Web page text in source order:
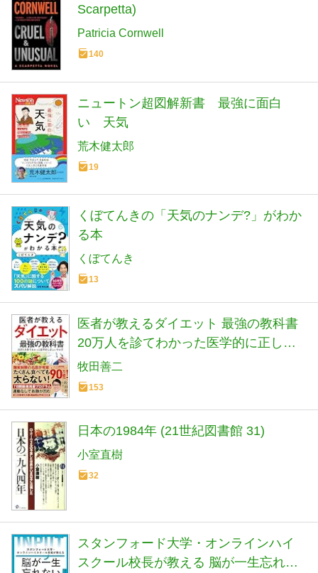
Scarpetta)
Patricia Cornwell
140
ニュートン超図解新書 最強に面白
い 天気
荒木健太郎
19
くぼてんきの「天気のナンデ?」がわか
る本
くぼてんき
13
医者が教えるダイエット 最強の教科書
20万人を診てわかった医学的に正しい
やせ方
牧田善二
153
日本の1984年 (21世紀図書館 31)
小室直樹
32
スタンフォード大学・オンラインハイ
スクール校長が教える 脳が一生忘れな